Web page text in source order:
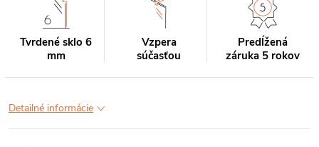
Tvrdené sklo 6
mm
Vzpera
súčasťou
Predĺžená
záruka 5 rokov
Detailné informácie